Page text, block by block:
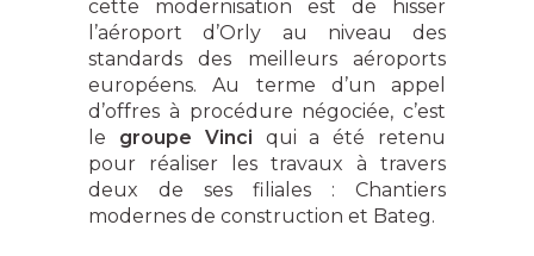
cette modernisation est de hisser
l’aéroport d’Orly au niveau des
standards des meilleurs aéroports
européens. Au terme d’un appel
d’offres à procédure négociée, c’est
le groupe Vinci qui a été retenu
pour réaliser les travaux à travers
deux de ses filiales : Chantiers
modernes de construction et Bateg.